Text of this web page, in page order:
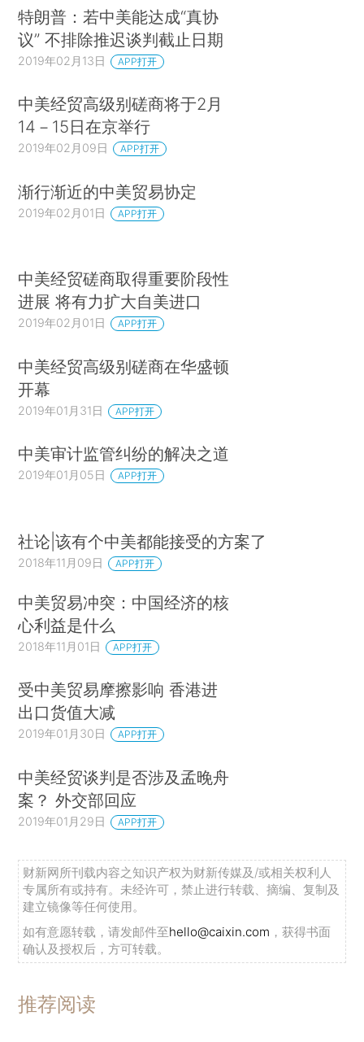
特朗普：若中美能达成“真协
议” 不排除推迟谈判截止日期
2019年02月13日 APP打开
中美经贸高级别磋商将于2月
14－15日在京举行
2019年02月09日 APP打开
渐行渐近的中美贸易协定
2019年02月01日 APP打开
中美经贸磋商取得重要阶段性
进展 将有力扩大自美进口
2019年02月01日 APP打开
中美经贸高级别磋商在华盛顿
开幕
2019年01月31日 APP打开
中美审计监管纠纷的解决之道
2019年01月05日 APP打开
社论|该有个中美都能接受的方案了
2018年11月09日 APP打开
中美贸易冲突：中国经济的核
心利益是什么
2018年11月01日 APP打开
受中美贸易摩擦影响 香港进
出口货值大减
2019年01月30日 APP打开
中美经贸谈判是否涉及孟晚舟
案？ 外交部回应
2019年01月29日 APP打开
财新网所刊载内容之知识产权为财新传媒及/或相关权利人
专属所有或持有。未经许可，禁止进行转载、摘编、复制及
建立镜像等任何使用。
如有意愿转载，请发邮件至hello@caixin.com ，获得书面
确认及授权后，方可转载。
推荐阅读